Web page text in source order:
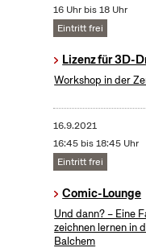
16 Uhr bis 18 Uhr
Eintritt frei
Lizenz für 3D-
Workshop in der
16.9.2021
16:45 bis 18:45 Uhr
Eintritt frei
Comic-Lounge
Und dann? – Eine
zeichnen lernen in
Balchem